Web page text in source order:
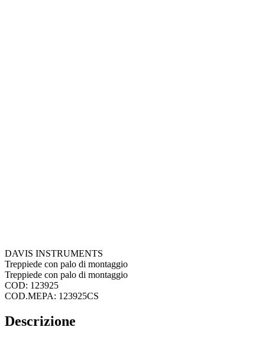
DAVIS INSTRUMENTS
Treppiede con palo di montaggio
Treppiede con palo di montaggio
COD: 123925
COD.MEPA: 123925CS
Descrizione